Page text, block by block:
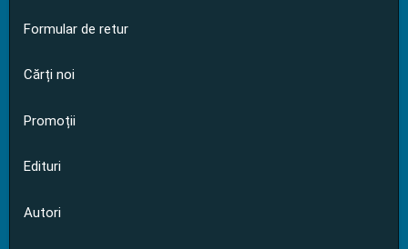
Formular de retur
Cărți noi
Promoții
Edituri
Autori